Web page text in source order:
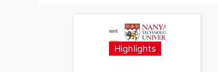
Highlights